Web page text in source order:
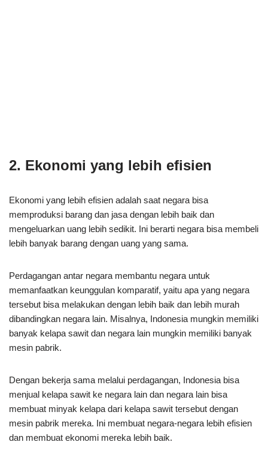
2. Ekonomi yang lebih efisien
Ekonomi yang lebih efisien adalah saat negara bisa
memproduksi barang dan jasa dengan lebih baik dan
mengeluarkan uang lebih sedikit. Ini berarti negara bisa membeli
lebih banyak barang dengan uang yang sama.
Perdagangan antar negara membantu negara untuk
memanfaatkan keunggulan komparatif, yaitu apa yang negara
tersebut bisa melakukan dengan lebih baik dan lebih murah
dibandingkan negara lain. Misalnya, Indonesia mungkin memiliki
banyak kelapa sawit dan negara lain mungkin memiliki banyak
mesin pabrik.
Dengan bekerja sama melalui perdagangan, Indonesia bisa
menjual kelapa sawit ke negara lain dan negara lain bisa
membuat minyak kelapa dari kelapa sawit tersebut dengan
mesin pabrik mereka. Ini membuat negara-negara lebih efisien
dan membuat ekonomi mereka lebih baik.